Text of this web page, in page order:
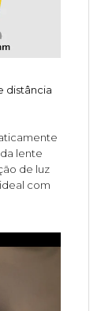
distância
lente
de luz
com